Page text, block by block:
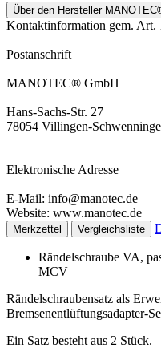
Über den Hersteller
Kontaktinformation gem. Art.
Postanschrift
MANOTEC® GmbH
Hans-Sachs-Str. 27
78054 Villingen-
Elektronische Adresse
E-Mail: info@manotec.de
Website: www.manotec.de
Merkzettel Vergleichsliste
Rändelschraube VA,
MCV
Rändelschraubensatz als
Bremsenentlüftungsadapter-
Ein Satz besteht aus 2 Stück.